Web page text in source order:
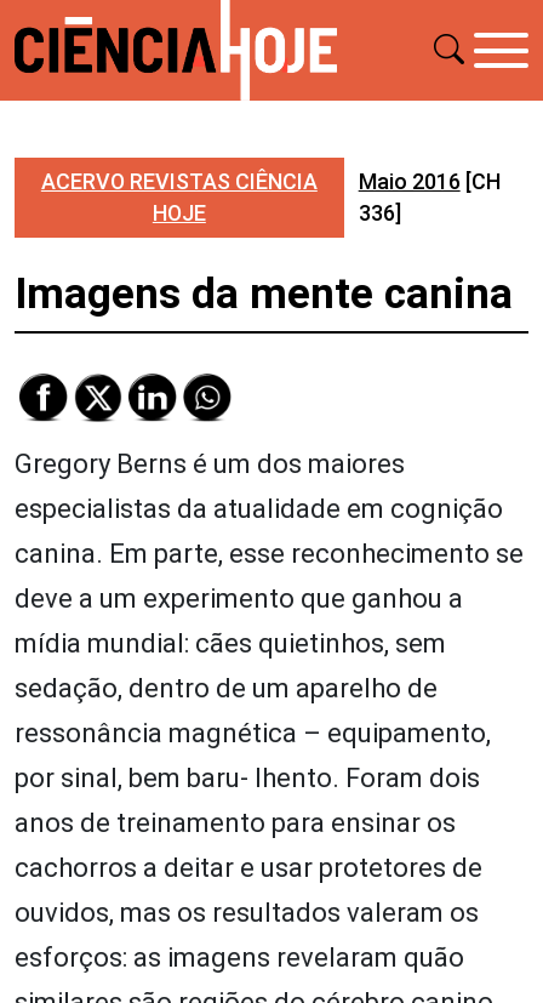
ACERVO REVISTAS CIÊNCIA
HOJE
Maio 2016 [CH
336]
Imagens da mente canina
Gregory Berns é um dos maiores
especialistas da atualidade em cognição
canina. Em parte, esse reconhecimento se
deve a um experimento que ganhou a
mídia mundial: cães quietinhos, sem
sedação, dentro de um aparelho de
ressonância magnética – equipamento,
por sinal, bem baru- lhento. Foram dois
anos de treinamento para ensinar os
cachorros a deitar e usar protetores de
ouvidos, mas os resultados valeram os
esforços: as imagens revelaram quão